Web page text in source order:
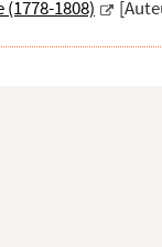
1808)